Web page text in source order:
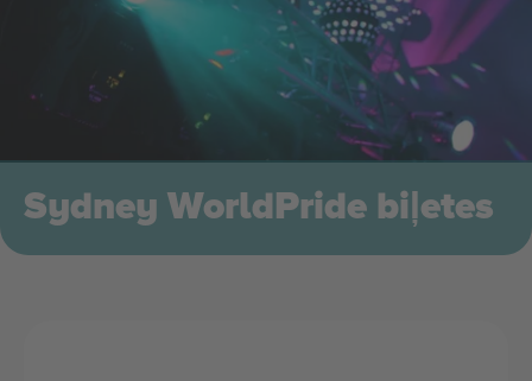
Sydney WorldPride biļetes